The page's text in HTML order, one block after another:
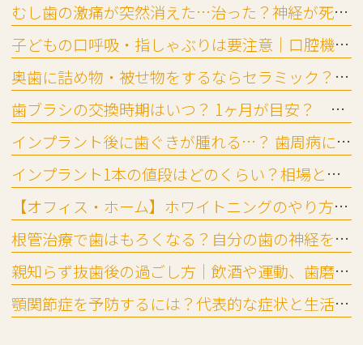
むし歯の激痛が突然消えた…治った？神経が死んだ？放置リスクを歯科医が解説
子どもの口呼吸・指しゃぶりは要注意｜口腔機能発達不全症チェック法
奥歯に詰め物・被せ物をするならセラミック？ ジルコニア？違いと選び方
歯ブラシの交換時期はいつ？ 1ヶ月が目安？ 替え時と替えないリスク
インプラント後に歯ぐきが腫れる…？ 歯周病に似た「インプラント周囲炎」とは
インプラント1本の値段はどのくらい？相場と費用の内訳を詳しく解説
【オフィス・ホーム】ホワイトニングのやり方と頻度の目安
根管治療で歯はもろくなる？自分の歯の神経を残すメリットと起こりやすいトラブル
親知らず抜歯後の過ごし方｜飲酒や運動、歯磨き・入浴はいつ再開できる？
顎関節症を予防するには？代表的な症状と生活習慣でできる対策